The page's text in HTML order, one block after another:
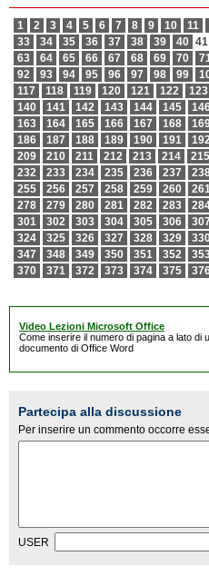
1 2 3 4 5 6 7 8 9 10 11
33
34 35 36 37 38 39 40 41
63
64 65 66 67 68 69 70
92
93 94 95 96 97 98 99
117
118 119 120 121 122 123
140
141 142 143 144 145
163
164 165 166 167 168
186
187 188 189 190 191
209
210 211 212 213 214 215
232
233 234 235 236 237
255
256 257 258 259 260
278
279 280 281 282 283
301
302 303 304 305 306 307
324
325 326 327 328 329
347
348 349 350 351 352
370
371 372 373 374 375
Video Lezioni Microsoft Office
Come inserire il numero di pagina a lato di
documento di Office Word
Partecipa alla discussione
Per inserire un commento occorre
USER